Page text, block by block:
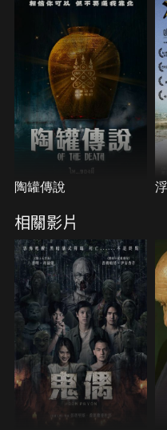
羅巫術、象嶼山神…國境
限展開。眼看阿昌性命垂
誰，才能喚得回丈夫？
陶罐傳說
相關影片